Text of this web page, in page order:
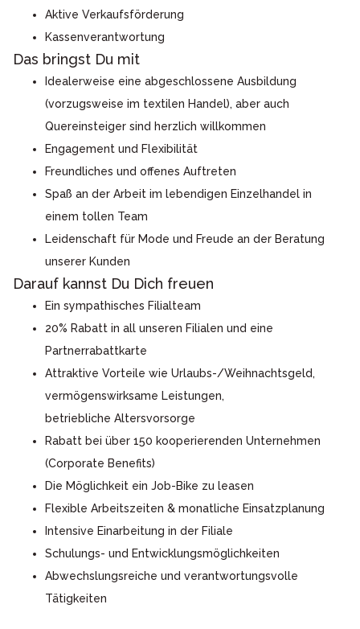
Aktive Verkaufsförderung
Kassenverantwortung
Das bringst Du mit
Idealerweise eine abgeschlossene Ausbildung
(vorzugsweise im textilen Handel), aber auch
Quereinsteiger sind herzlich willkommen
Engagement und Flexibilität
Freundliches und offenes Auftreten
Spaß an der Arbeit im lebendigen Einzelhandel in
einem tollen Team
Leidenschaft für Mode und Freude an der Beratung
unserer Kunden
Darauf kannst Du Dich freuen
Ein sympathisches Filialteam
20% Rabatt in all unseren Filialen und eine
Partnerrabattkarte
Attraktive Vorteile wie Urlaubs-/Weihnachtsgeld,
vermögenswirksame Leistungen,
betriebliche Altersvorsorge
Rabatt bei über 150 kooperierenden Unternehmen
(Corporate Benefits)
Die Möglichkeit ein Job-Bike zu leasen
Flexible Arbeitszeiten & monatliche Einsatzplanung
Intensive Einarbeitung in der Filiale
Schulungs- und Entwicklungsmöglichkeiten
Abwechslungsreiche und verantwortungsvolle
Tätigkeiten